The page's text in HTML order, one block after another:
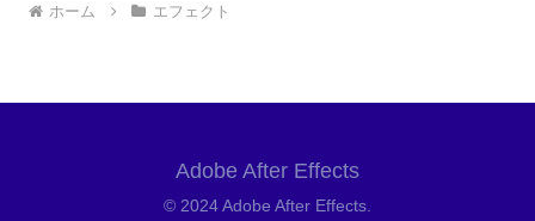
ホーム エフェクト
Adobe After Effects
© 2024 Adobe After Effects.